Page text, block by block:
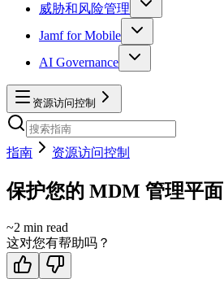
威胁和风险管理
Jamf for Mobile
AI Governance
资源访问控制
指南 资源访问控制
保护您的 MDM 管理平面
~2 min read
这对您有帮助吗？